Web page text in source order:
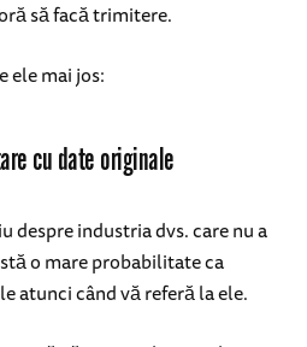
să facă trimitere.
ele mai jos:
cu date originale
despre industria dvs. care nu a
o mare probabilitate ca
atunci când vă referă la ele.